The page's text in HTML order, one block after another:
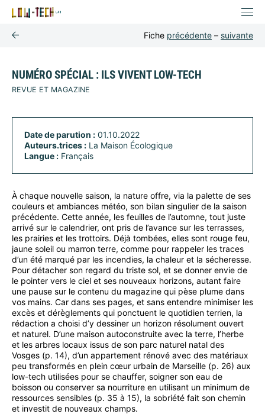
Fiche précédente – suivante
NUMÉRO SPÉCIAL : ILS VIVENT LOW-TECH
REVUE ET MAGAZINE
Date de parution : 01.10.2022
Auteurs.trices : La Maison Écologique
Langue : Français
À chaque nouvelle saison, la nature offre, via la palette de ses
couleurs et ambiances météo, son bilan singulier de la saison
précédente. Cette année, les feuilles de l’automne, tout juste
arrivé sur le calendrier, ont pris de l’avance sur les terrasses,
les prairies et les trottoirs. Déjà tombées, elles sont rouge feu,
jaune soleil ou marron terre, comme pour rappeler les traces
d’un été marqué par les incendies, la chaleur et la sécheresse.
Pour détacher son regard du triste sol, et se donner envie de
le pointer vers le ciel et ses nouveaux horizons, autant faire
une pause sur le contenu du magazine qui pèse plume dans
vos mains. Car dans ses pages, et sans entendre minimiser les
excès et dérèglements qui ponctuent le quotidien terrien, la
rédaction a choisi d’y dessiner un horizon résolument ouvert
et naturel. D’une maison autoconstruite avec la terre, l’herbe
et les arbres locaux issus de son parc naturel natal des
Vosges (p. 14), d’un appartement rénové avec des matériaux
peu transformés en plein cœur urbain de Marseille (p. 26) aux
low-tech utilisées pour se chauffer, soigner son eau de
boisson ou conserver sa nourriture en utilisant un minimum de
ressources sensibles (p. 35 à 15), la sobriété fait son chemin
et investit de nouveaux champs.